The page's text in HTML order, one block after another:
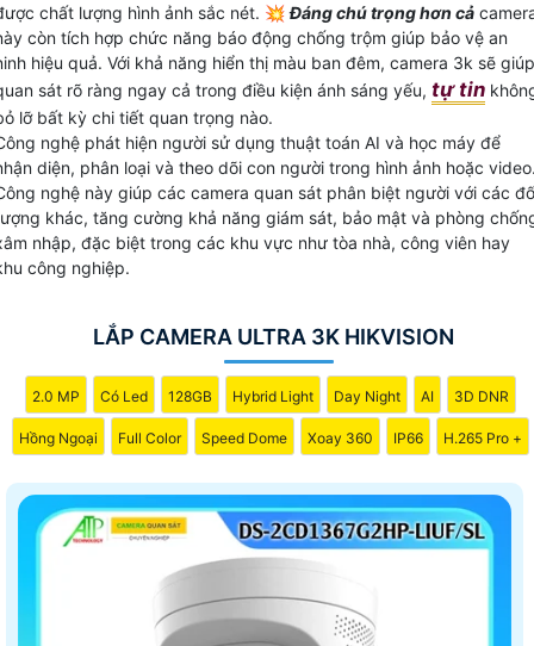
ảnh mà Camera ghi lại. Cùng với khả năng quan sát
lượng cao, Camera 3K giúp bạn không bỏ lỡ bất kỳ chi
quan trọng nào.
đầy đủ tính năng và chất lượng ưu việt, Camera 3K là
chọn hoàn hảo cho việc tăng cường an ninh và giám sát
bất kỳ không gian nào.
chất lượng hình ảnh sắc nét. 💥Đáng chú trọng hơn cả
còn tích hợp chức năng báo động chống trộm giúp bảo vệ an
hiệu quả. Với khả năng hiển thị màu ban đêm, camera 3k sẽ giúp
sát rõ ràng ngay cả trong điều kiện ánh sáng yếu, tự tin
lỡ bất kỳ chi tiết quan trọng nào.
nghệ phát hiện người sử dụng thuật toán AI và học máy để
diện, phân loại và theo dõi con người trong hình ảnh hoặc
nghệ này giúp các camera quan sát phân biệt người với các
khác, tăng cường khả năng giám sát, bảo mật và phòng
nhập, đặc biệt trong các khu vực như tòa nhà, công viên hay
công nghiệp.
LẮP CAMERA ULTRA 3K HIKVISION
2.0 MP Có Led 128GB Hybrid Light Day Night AI 3D DNR
Hồng Ngoại Full Color Speed Dome Xoay 360 IP66 H.265 Pro +